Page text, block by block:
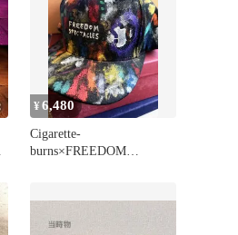
¥6,480
Cigarette-
burns×FREEDOM